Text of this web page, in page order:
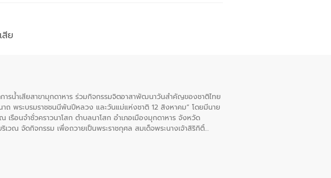
สีย
รน้ำเสียสาขามุกดาหาร ร่วมกิจกรรมจิตอาสาพัฒนาวันสําคัญของชาติไทย
ถ พระบรมราชชนนีพันปีหลวง และวันแม่แห่งชาติ 12 สิงหาคม” โดยมีนาย
รือนจําชั่วคราวนาโสก ตําบลนาโสก อําเภอเมืองมุกดาหาร จังหวัด
เวณ จัดกิจกรรม เพื่อถวายเป็นพระราชกุศล สมเด็จพระนางเจ้าสิริกิติ์
ณ ทำความดีด้วยหัวใจ